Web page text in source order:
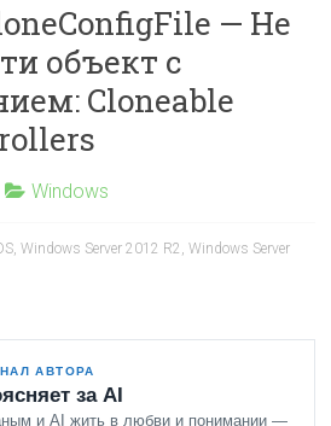
— Не
объект с
Cloneable
Windows
,Windows Server 2012 R2 ,Windows Server
АВТОРА
за AI
и AI жить в любви и понимании —